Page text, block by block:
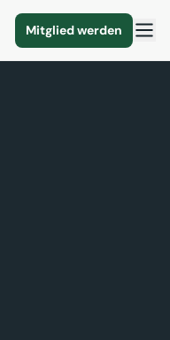
Mitglied werden